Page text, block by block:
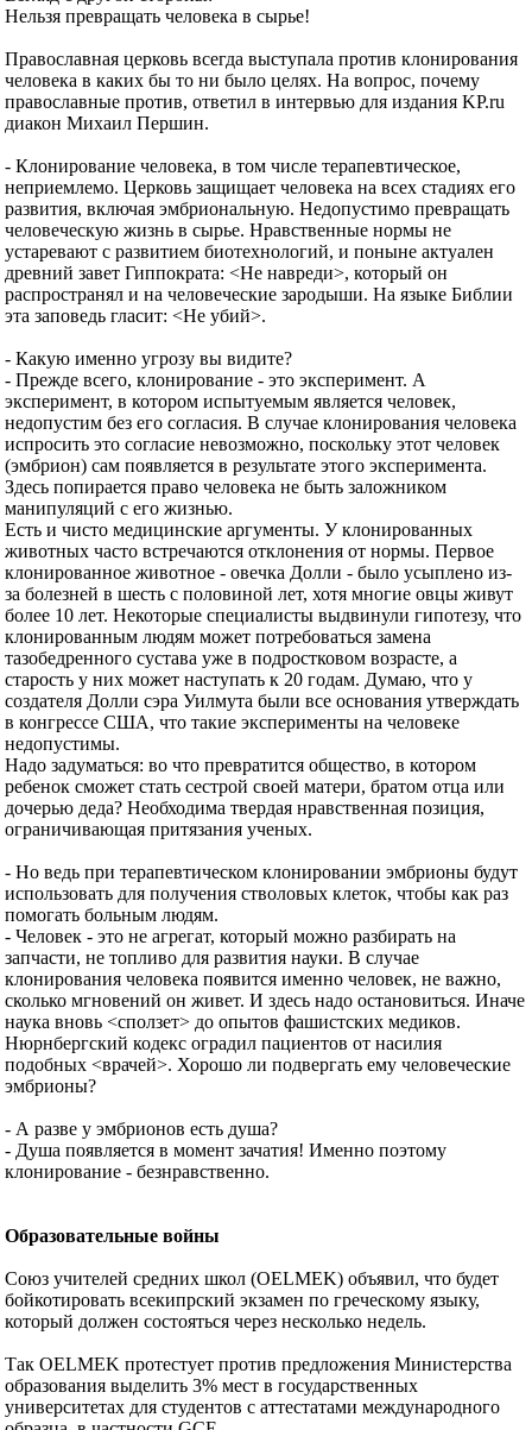
Нельзя превращать человека в сырье!
Православная церковь всегда выступала против клонирования
человека в каких бы то ни было целях. На вопрос, почему
православные против, ответил в интервью для издания KP.ru
диакон Михаил Першин.
- Клонирование человека, в том числе терапевтическое,
неприемлемо. Церковь защищает человека на всех стадиях его
развития, включая эмбриональную. Недопустимо превращать
человеческую жизнь в сырье. Нравственные нормы не
устаревают с развитием биотехнологий, и поныне актуален
древний завет Гиппократа: <Не навреди>, который он
распространял и на человеческие зародыши. На языке Библии
эта заповедь гласит: <Не убий>.
- Какую именно угрозу вы видите?
- Прежде всего, клонирование - это эксперимент. А
эксперимент, в котором испытуемым является человек,
недопустим без его согласия. В случае клонирования человека
испросить это согласие невозможно, поскольку этот человек
(эмбрион) сам появляется в результате этого эксперимента.
Здесь попирается право человека не быть заложником
манипуляций с его жизнью.
Есть и чисто медицинские аргументы. У клонированных
животных часто встречаются отклонения от нормы. Первое
клонированное животное - овечка Долли - было усыплено из-
за болезней в шесть с половиной лет, хотя многие овцы живут
более 10 лет. Некоторые специалисты выдвинули гипотезу, что
клонированным людям может потребоваться замена
тазобедренного сустава уже в подростковом возрасте, а
старость у них может наступать к 20 годам. Думаю, что у
создателя Долли сэра Уилмута были все основания утверждать
в конгрессе США, что такие эксперименты на человеке
недопустимы.
Надо задуматься: во что превратится общество, в котором
ребенок сможет стать сестрой своей матери, братом отца или
дочерью деда? Необходима твердая нравственная позиция,
ограничивающая притязания ученых.
- Но ведь при терапевтическом клонировании эмбрионы будут
использовать для получения стволовых клеток, чтобы как раз
помогать больным людям.
- Человек - это не агрегат, который можно разбирать на
запчасти, не топливо для развития науки. В случае
клонирования человека появится именно человек, не важно,
сколько мгновений он живет. И здесь надо остановиться. Иначе
наука вновь <сползет> до опытов фашистских медиков.
Нюрнбергский кодекс оградил пациентов от насилия
подобных <врачей>. Хорошо ли подвергать ему человеческие
эмбрионы?
- А разве у эмбрионов есть душа?
- Душа появляется в момент зачатия! Именно поэтому
клонирование - безнравственно.
Образовательные войны
Союз учителей средних школ (OELMEK) объявил, что будет
бойкотировать всекипрский экзамен по греческому языку,
который должен состояться через несколько недель.
Так OELMEK протестует против предложения Министерства
образования выделить 3% мест в государственных
университетах для студентов с аттестатами международного